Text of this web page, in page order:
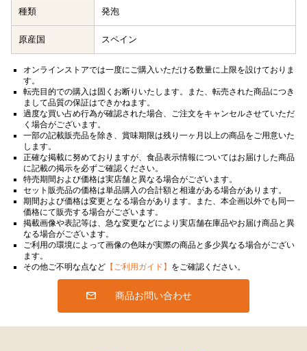
種類 発泡
原産国 スペイン
オンラインストアでは一度にご購入いただける数量に上限を設けておりま
す。
転売目的での購入は固くお断りいたします。また、転売された商品につき
まして品質の保証はできかねます。
過度な買い占め行為が確認された場合、ご注文をキャンセルさせていただ
く場合がございます。
一部の記載販売品を除き、賞味期限は残り一ヶ月以上の商品をご用意いた
します。
正確な掲載に努めておりますが、食品表示情報についてはお届けした商品
に記載の掲示を必ずご確認ください。
特売期間および価格は実店舗と異なる場合がございます。
セット販売品の価格は単品購入の合計額と相違がある場合があります。
期間および価格は変更となる場合があります。また、本企画以外でも同一
価格にて販売する場合がございます。
掲載画像や表記等は、急な変更などにより実店舗在庫品やお届け商品と異
なる場合がございます。
ご利用の環境によって画像の色味が実際の商品と多少異なる場合がござい
ます。
その他ご不明な点など 【ご利用ガイド】 をご確認ください。
商品お問い合わせ